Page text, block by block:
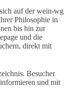
auf der wein-wg
Philosophie in
bis hin zur
und die
direkt mit
Besucher
und mit